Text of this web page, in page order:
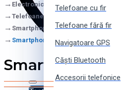
Telefoane cu fir
Telefoane fără fir
Navigatoare GPS
Căști Bluetooth
Accesorii telefonice
Electronică
Telefoane și Tablete
Smartphon-uri
Smartphone Samsung Galaxy A22,
Smartphone